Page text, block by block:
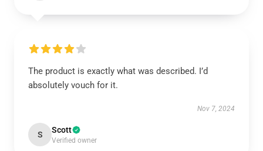
The product is exactly what was described. I’d
absolutely vouch for it.
Nov 7, 2024
S Scott
Verified owner